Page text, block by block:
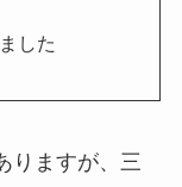
した
りますが、三